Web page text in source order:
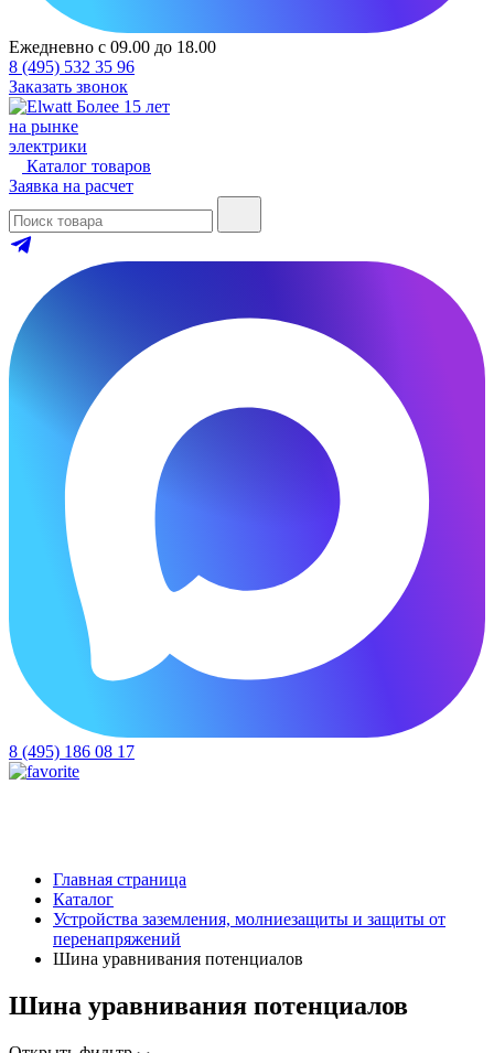
Ежедневно с 09.00 до 18.00
8 (495) 532 35 96
Заказать звонок
Более 15 лет
на рынке
электрики
Каталог товаров
Заявка на расчет
8 (495) 186 08 17
Главная страница
Каталог
Устройства заземления, молниезащиты и защиты от
перенапряжений
Шина уравнивания потенциалов
Шина уравнивания потенциалов